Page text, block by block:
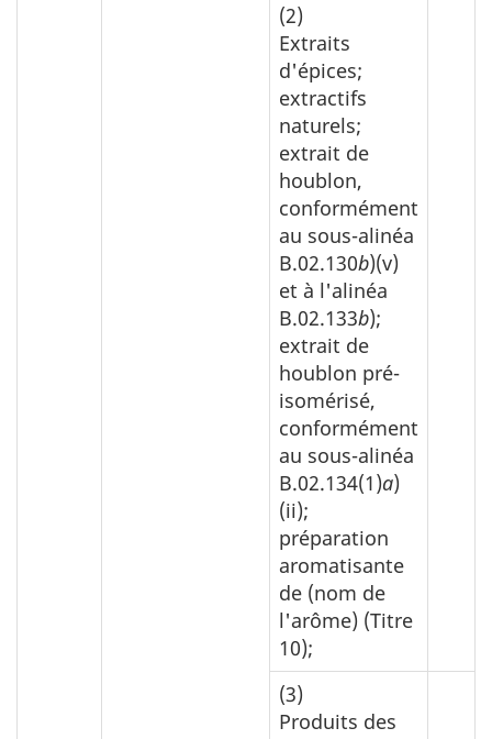
(2)
Extraits
d'épices;
extractifs
naturels;
extrait de
houblon,
conformément
au sous-alinéa
B.02.130b)(v)
et à l'alinéa
B.02.133b);
extrait de
houblon pré-
isomérisé,
conformément
au sous-alinéa
B.02.134(1)a)
(ii);
préparation
aromatisante
de (nom de
l'arôme) (Titre
10);
(3)
Produits des